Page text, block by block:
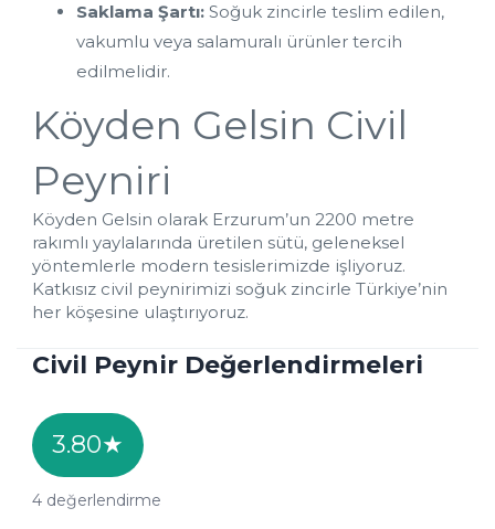
Saklama Şartı: Soğuk zincirle teslim edilen,
vakumlu veya salamuralı ürünler tercih
edilmelidir.
Köyden Gelsin Civil
Peyniri
Köyden Gelsin olarak Erzurum’un 2200 metre
rakımlı yaylalarında üretilen sütü, geleneksel
yöntemlerle modern tesislerimizde işliyoruz.
Katkısız civil peynirimizi soğuk zincirle Türkiye’nin
her köşesine ulaştırıyoruz.
Civil Peynir Değerlendirmeleri
3.80★
4 değerlendirme